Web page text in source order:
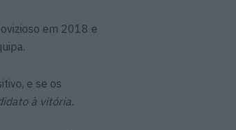
em 2018 e
e se os
à vitória.